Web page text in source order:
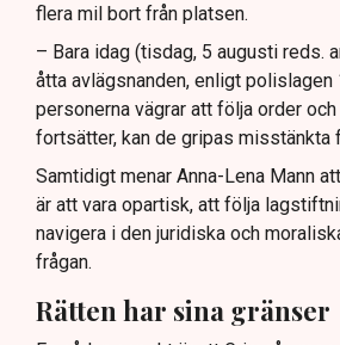
flera mil bort från platsen.
– Bara idag (tisdag, 5 augusti reds.
åtta avlägsnanden, enligt polislagen
personerna vägrar att följa order
fortsätter, kan de gripas misstänkta
Samtidigt menar Anna-Lena Mann
är att vara opartisk, att följa
navigera i den juridiska och
frågan.
Rätten har sina gränser